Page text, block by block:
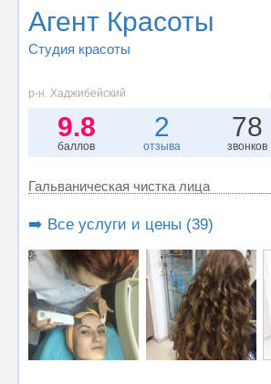
Агент Красоты
Студия красоты
р-н. Хаджибейский
9.8
баллов
2
отзыва
78
звонков
Гальваническая чистка лица
➡️ Все услуги и цены (39)